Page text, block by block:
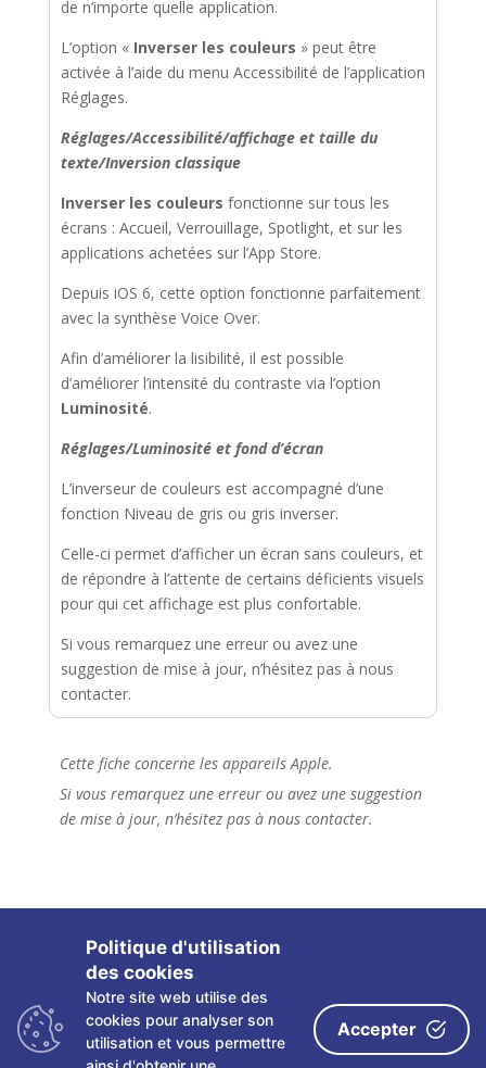
de n’importe quelle application.
L’option « Inverser les couleurs » peut être
activée à l’aide du menu Accessibilité de l’application
Réglages.
Réglages/Accessibilité/affichage et taille du
texte/Inversion classique
Inverser les couleurs fonctionne sur tous les
écrans : Accueil, Verrouillage, Spotlight, et sur les
applications achetées sur l’App Store.
Depuis iOS 6, cette option fonctionne parfaitement
avec la synthèse Voice Over.
Afin d’améliorer la lisibilité, il est possible
d’améliorer l’intensité du contraste via l’option
Luminosité.
Réglages/Luminosité et fond d’écran
L’inverseur de couleurs est accompagné d’une
fonction Niveau de gris ou gris inverser.
Celle-ci permet d’afficher un écran sans couleurs, et
de répondre à l’attente de certains déficients visuels
pour qui cet affichage est plus confortable.
Si vous remarquez une erreur ou avez une
suggestion de mise à jour, n’hésitez pas à nous
contacter.
Cette fiche concerne les appareils Apple.
Si vous remarquez une erreur ou avez une suggestion
de mise à jour, n’hésitez pas à nous contacter.
Copyright ©2026 Les fiches tactiles du CRETH – Tous
droits réservés
Politique d'utilisation
des cookies
Notre site web utilise des
cookies pour analyser son
utilisation et vous permettre
Accepter